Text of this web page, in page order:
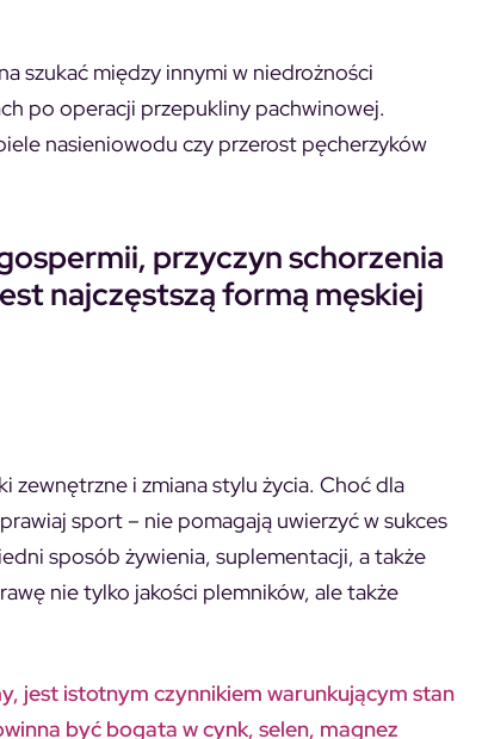
szukać między innymi w niedrożności
po operacji przepukliny pachwinowej.
nasieniowodu czy przerost pęcherzyków
przyczyn schorzenia
najczęstszą formą męskiej
zewnętrzne i zmiana stylu życia. Choć dla
sport – nie pomagają uwierzyć w sukces
sposób żywienia, suplementacji, a także
nie tylko jakości plemników, ale także
jest istotnym czynnikiem warunkującym stan
być bogata w cynk, selen, magnez